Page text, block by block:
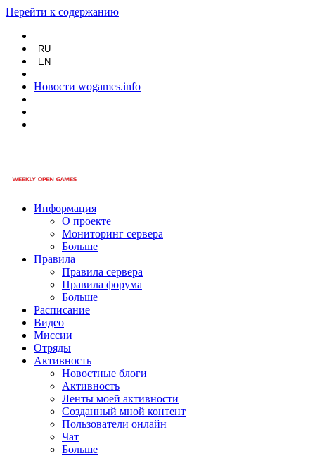
Перейти к содержанию
RU
EN
Новости wogames.info
Информация
О проекте
Мониторинг сервера
Больше
Правила
Правила сервера
Правила форума
Больше
Расписание
Видео
Миссии
Отряды
Активность
Новостные блоги
Активность
Ленты моей активности
Созданный мной контент
Пользователи онлайн
Чат
Больше